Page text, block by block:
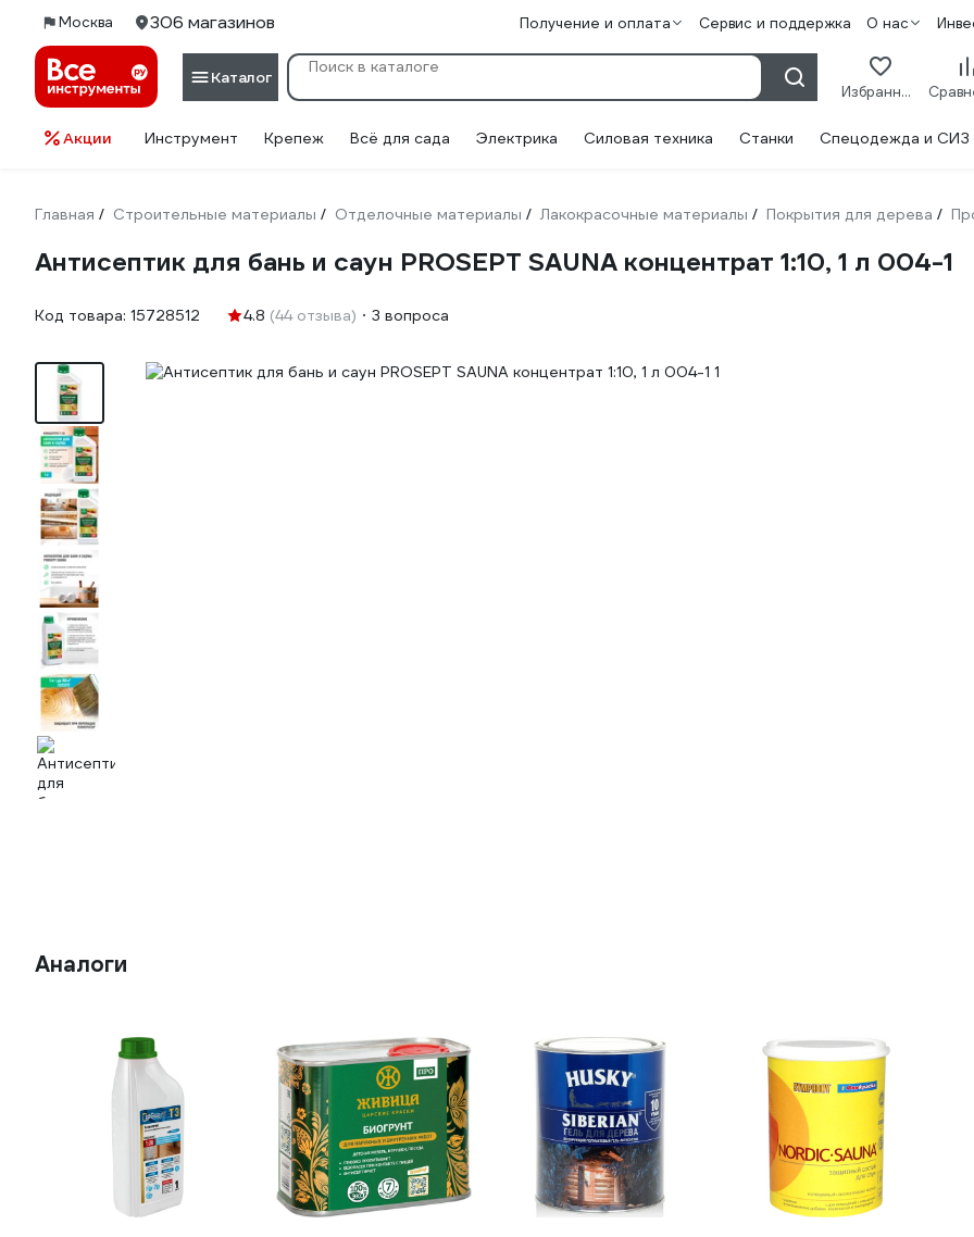
Москва 306 магазинов Получение и оплата Сервис и поддержка О нас
Каталог
Избранное
Акции Инструмент Крепеж Всё для сада Электрика Силовая техника Станки Спецодежда и СИЗ
Главная / Строительные материалы / Отделочные материалы / Лакокрасочные материалы / Покрытия для дерева /
Антисептик для бань и саун PROSEPT SAUNA концентрат 1:10, 1 л 004-1
Код товара: 15728512 4.8 (44 отзыва) 3 вопроса
Аналоги